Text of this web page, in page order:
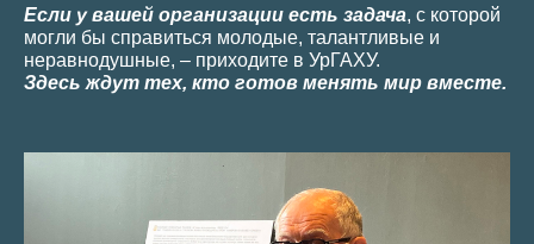
Если у вашей организации есть задача, с которой
могли бы справиться молодые, талантливые и
неравнодушные, – приходите в УрГАХУ.
Здесь ждут тех, кто готов менять мир вместе.